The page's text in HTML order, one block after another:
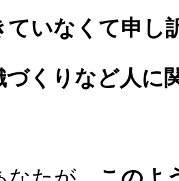
ていなくて申し
づくりなど人